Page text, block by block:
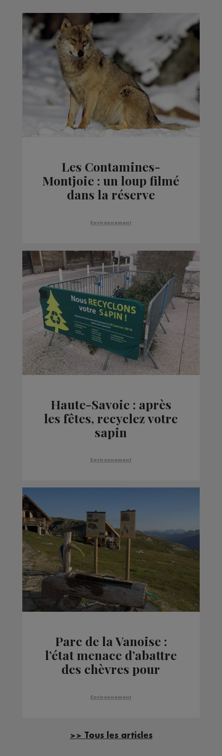
Les Contamines-
Montjoie : un loup filmé
dans la réserve
Environnement
Haute-Savoie : après
les fêtes, recyclez votre
sapin
Environnement
Parc de la Vanoise :
l’état menace d’abattre
des chèvres pour
Environnement
>> Tous les articles